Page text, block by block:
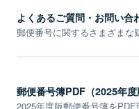
よくあるご質問・お問い合
郵便番号に関するさまざまな
郵便番号簿PDF（2025年度
2025年度版郵便番号簿を